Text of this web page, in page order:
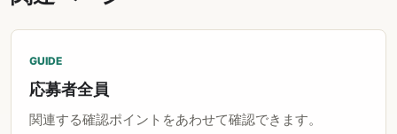
GUIDE
応募者全員
関連する確認ポイントをあわせて確認できます。